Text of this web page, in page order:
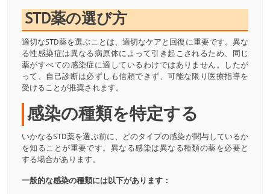
STD薬の選び方
適切なSTD薬を選ぶことは、適切なケアと回復に重要です。異な
る性感染症は異なる病原体によって引き起こされるため、同じ
薬がすべての感染症に適しているわけではありません。したが
って、自己診断は必ずしも信頼できず、可能な限り医療指導を
受けることが推奨されます。
感染の種類を特定する
いかなるSTD薬を選ぶ前に、どのタイプの感染が関与しているか
を知ることが重要です。異なる感染は異なる種類の薬を必要と
する場合があります。
一般的な感染の種類には以下があります：